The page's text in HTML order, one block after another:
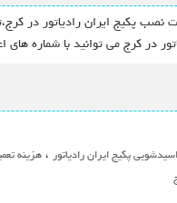
پکیج ایران رادیاتور در
در کرج می توانید با شماره
اسیدشویی پکیج ایران رادیاتور ،هزینه